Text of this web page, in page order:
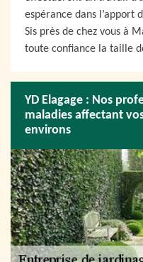
espérance dans l’apport
Sis près de chez vous à
toute confiance la taille
YD Elagage : Nos
maladies affectant
environs